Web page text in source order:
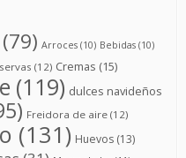
(79) Arroces (10) Bebidas (10)
(12) Cremas (15)
(119) dulces navideños
Freidora de aire (12)
(131) Huevos (13)